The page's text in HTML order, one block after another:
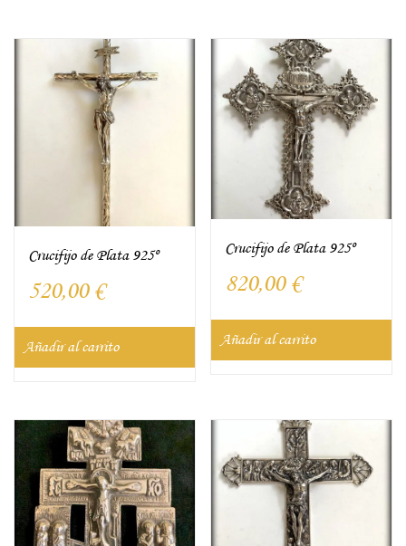
Crucifijo de Plata 925º
520,00 €
Añadir al carrito
Crucifijo de Plata 925º
820,00 €
Añadir al carrito